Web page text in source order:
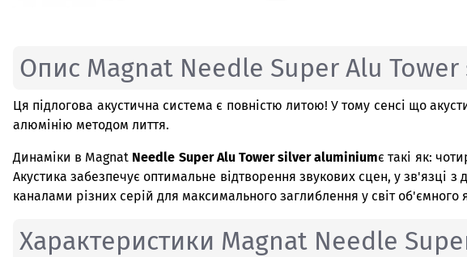
Опис Magnat Needle Super Alu
Ця підлогова акустична система є повністю литою! У тому сенсі що
алюмінію методом лиття.
Динаміки в Magnat Needle Super Alu Tower silver aluminiumє такі як:
Акустика забезпечує оптимальне відтворення звукових сцен, у
каналами різних серій для максимального заглиблення у світ об'ємного
Характеристики Magnat Needle